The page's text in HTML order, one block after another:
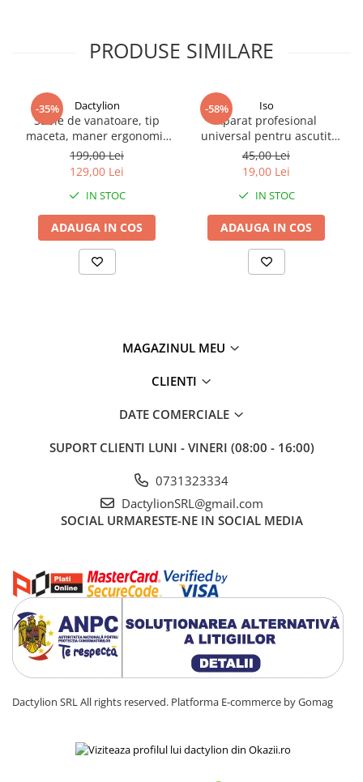
PRODUSE SIMILARE
-35% Dactylion
Sabie de vanatoare, tip
maceta, maner ergonomic
din lemn, otel inoxidabil, 70
cm, husa inclusa
199,00 Lei
129,00 Lei
IN STOC
ADAUGA IN COS
-58% Iso
Aparat profesional
universal pentru ascutit
cutite,cu maner anti
alunecare si 3 niveluri
45,00 Lei
19,00 Lei
IN STOC
ADAUGA IN COS
MAGAZINUL MEU
CLIENTI
DATE COMERCIALE
SUPORT CLIENTI LUNI - VINERI (08:00 - 16:00)
0731323334
DactylionSRL@gmail.com
SOCIAL URMARESTE-NE IN SOCIAL MEDIA
Dactylion SRL All rights reserved. Platforma E-commerce by Gomag